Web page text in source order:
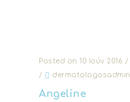
Posted on 10 Ιούν 2016 /
/
dermatologosadmin
Angeline